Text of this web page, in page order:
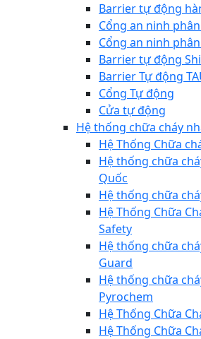
Barrier tự động
Cổng an ninh
Cổng an ninh
Barrier tự động
Barrier Tự động
Cổng Tự động
Cửa tự động
Hệ thống chữa cháy
Hệ Thống Chữa
Hệ thống chữa
Quốc
Hệ thống chữa
Hệ Thống Chữa
Safety
Hệ thống chữa
Guard
Hệ thống chữa
Pyrochem
Hệ Thống Chữa
Hệ Thống Chữa